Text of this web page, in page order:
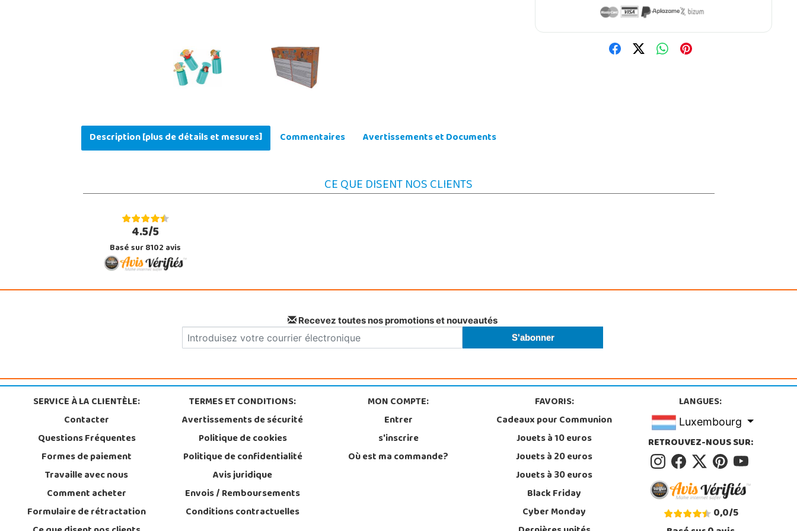
Description [plus de détails et mesures] Commentaires Avertissements et Documents
CE QUE DISENT NOS CLIENTS
4.5/5
Basé sur 8102 avis
Recevez toutes nos promotions et nouveautés
SERVICE À LA CLIENTÈLE:
Contacter
Questions Fréquentes
Formes de paiement
Travaille avec nous
Comment acheter
Formulaire de rétractation
TERMES ET CONDITIONS:
Avertissements de sécurité
Politique de cookies
Politique de confidentialité
Avis juridique
Envois / Remboursements
Conditions contractuelles
MON COMPTE:
Entrer
s'inscrire
Où est ma commande?
FAVORIS:
Cadeaux pour Communion
Jouets à 10 euros
Jouets à 20 euros
Jouets à 30 euros
Black Friday
Cyber Monday
LANGUES:
Luxembourg
RETROUVEZ-NOUS SUR:
0,0/5